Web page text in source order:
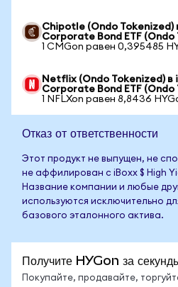
Chipotle (Ondo Tokenized)
Corporate Bond ETF (Ondo
1 CMGon равен 0,395485
Netflix (Ondo Tokenized) в
Corporate Bond ETF (Ondo
1 NFLXon равен 8,8436
Отказ от ответственности
Этот продукт не выпущен, не
не аффилирован с iBoxx $ High
Название компании и любые
используются исключительно
базового эталонного актива.
Получите HYGon за
Покупайте, продавайте,